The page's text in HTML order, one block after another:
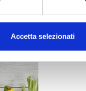
Accetta selezionati